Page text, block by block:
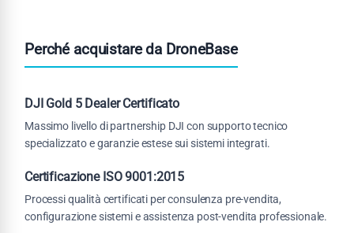
Perché acquistare da DroneBase
DJI Gold 5 Dealer Certificato
Massimo livello di partnership DJI con supporto tecnico
specializzato e garanzie estese sui sistemi integrati.
Certificazione ISO 9001:2015
Processi qualità certificati per consulenza pre-vendita,
configurazione sistemi e assistenza post-vendita professionale.